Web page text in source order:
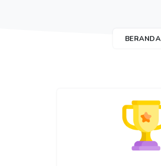
BERANDA